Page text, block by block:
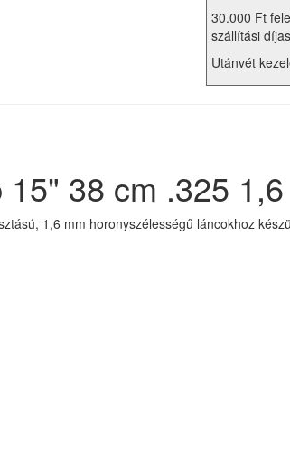
30.000 Ft
szállítási
Utánvét
38 cm .325
1,6 mm horonyszélességű láncokhoz